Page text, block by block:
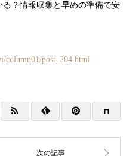
る？情報収集と早めの準備で安
column01/post_204.html